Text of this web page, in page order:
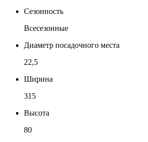
Сезонность
Всесезонные
Диаметр посадочного места
22,5
Ширина
315
Высота
80